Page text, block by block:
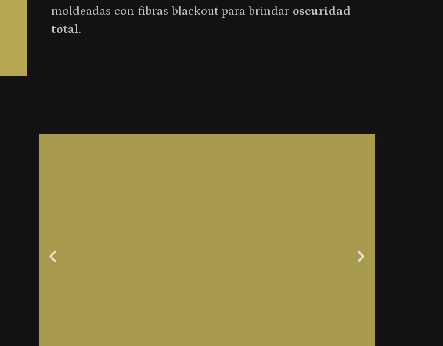
moldeadas con fibras blackout para brindar oscuridad
total.